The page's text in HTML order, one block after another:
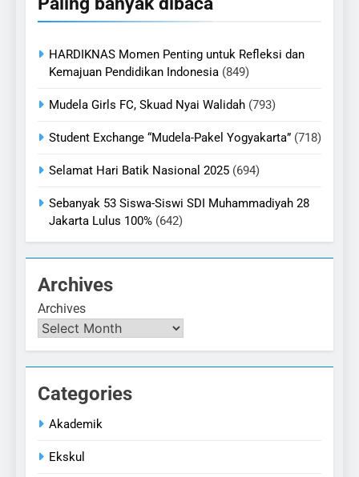
HARDIKNAS Momen Penting untuk Refleksi dan
Kemajuan Pendidikan Indonesia (849)
Mudela Girls FC, Skuad Nyai Walidah (793)
Student Exchange “Mudela-Pakel Yogyakarta” (718)
Selamat Hari Batik Nasional 2025 (694)
Sebanyak 53 Siswa-Siswi SDI Muhammadiyah 28
Jakarta Lulus 100% (642)
Archives
Archives
Categories
Akademik
Ekskul